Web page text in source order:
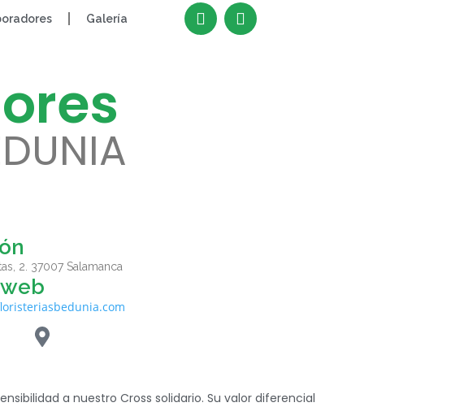
Galería
2. 37007 Salamanca
a nuestro Cross solidario. Su valor diferencial